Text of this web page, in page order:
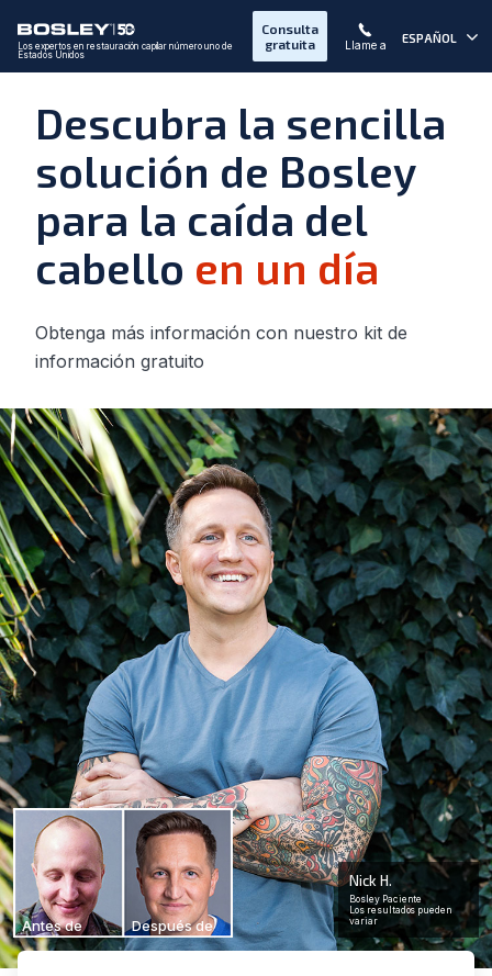
Los expertos en restauración capilar número uno de
Estados Unidos
Consulta
gratuita
Llame a ESPAÑOL
Descubra la sencilla
solución de Bosley
para la caída del
cabello en un día
Obtenga más información con nuestro kit de
información gratuito
Antes de Después de
Nick H.
Bosley Paciente
Los resultados pueden
variar